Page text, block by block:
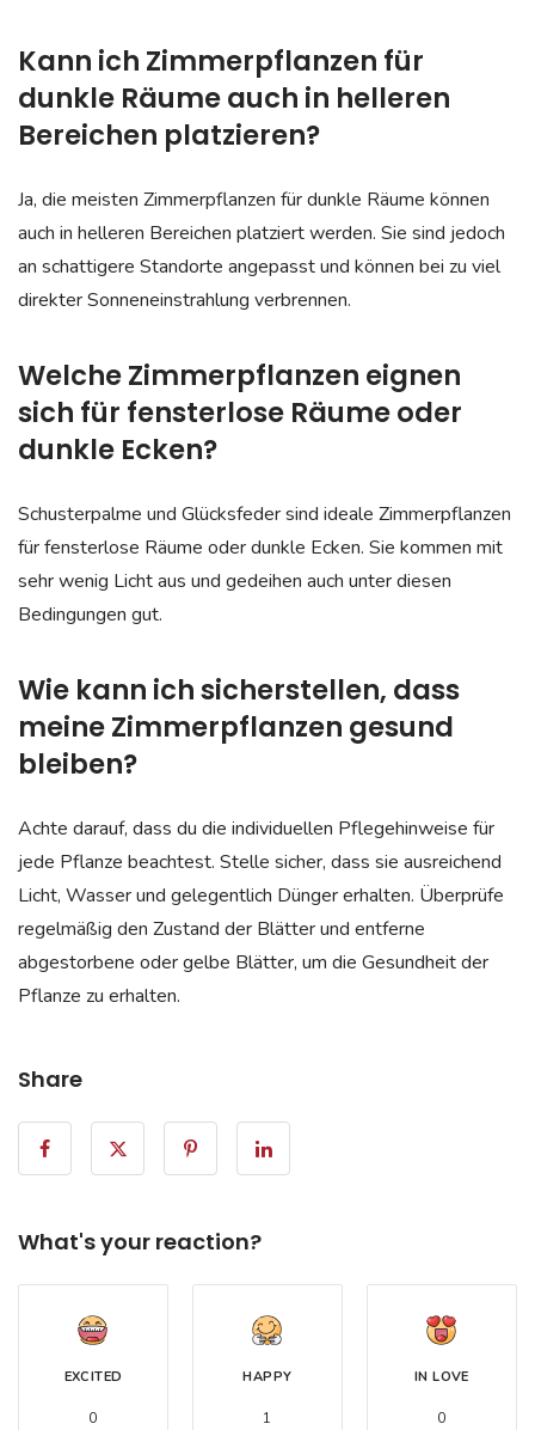
Kann ich Zimmerpflanzen für
dunkle Räume auch in helleren
Bereichen platzieren?
Ja, die meisten Zimmerpflanzen für dunkle Räume können
auch in helleren Bereichen platziert werden. Sie sind jedoch
an schattigere Standorte angepasst und können bei zu viel
direkter Sonneneinstrahlung verbrennen.
Welche Zimmerpflanzen eignen
sich für fensterlose Räume oder
dunkle Ecken?
Schusterpalme und Glücksfeder sind ideale Zimmerpflanzen
für fensterlose Räume oder dunkle Ecken. Sie kommen mit
sehr wenig Licht aus und gedeihen auch unter diesen
Bedingungen gut.
Wie kann ich sicherstellen, dass
meine Zimmerpflanzen gesund
bleiben?
Achte darauf, dass du die individuellen Pflegehinweise für
jede Pflanze beachtest. Stelle sicher, dass sie ausreichend
Licht, Wasser und gelegentlich Dünger erhalten. Überprüfe
regelmäßig den Zustand der Blätter und entferne
abgestorbene oder gelbe Blätter, um die Gesundheit der
Pflanze zu erhalten.
Share
What's your reaction?
EXCITED
0
HAPPY
1
IN LOVE
0